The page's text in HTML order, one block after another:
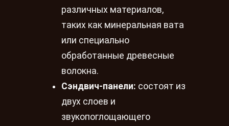
различных материалов,
таких как минеральная вата
или специально
обработанные древесные
волокна.
Сэндвич-панели: состоят из
двух слоев и
звукопоглощающего